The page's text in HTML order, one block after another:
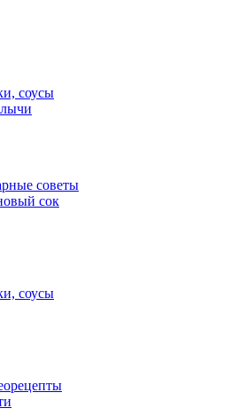
соусы
советы
сок
соусы